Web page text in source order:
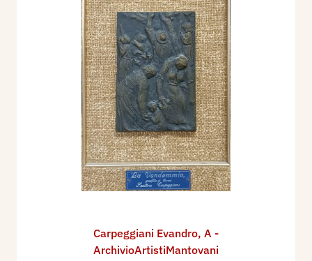
Carpeggiani Evandro, A -
ArchivioArtistiMantovani